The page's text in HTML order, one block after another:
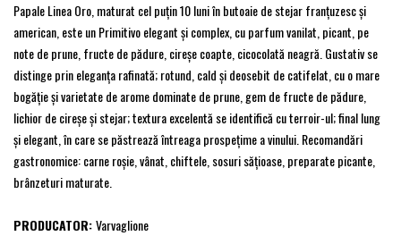
Papale Linea Oro, maturat cel puțin 10 luni în butoaie de stejar franțuzesc și
american, este un Primitivo elegant și complex, cu parfum vanilat, picant, pe
note de prune, fructe de pădure, cireșe coapte, cicocolată neagră. Gustativ se
distinge prin eleganța rafinată; rotund, cald și deosebit de catifelat, cu o mare
bogăție și varietate de arome dominate de prune, gem de fructe de pădure,
lichior de cireșe și stejar; textura excelentă se identifică cu terroir-ul; final lung
și elegant, în care se păstrează întreaga prospețime a vinului. Recomandări
gastronomice: carne roșie, vânat, chiftele, sosuri sățioase, preparate picante,
brânzeturi maturate.
PRODUCATOR:Varvaglione